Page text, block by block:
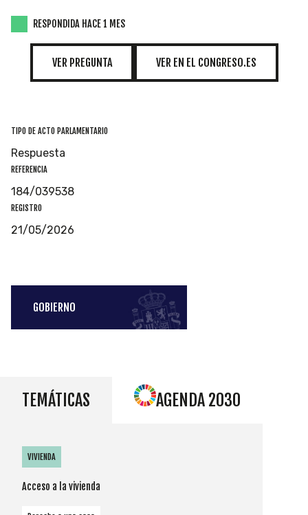
RESPONDIDA HACE 1 MES
VER PREGUNTA VER EN EL CONGRESO.ES
TIPO DE ACTO PARLAMENTARIO
Respuesta
REFERENCIA
184/039538
REGISTRO
21/05/2026
GOBIERNO
TEMÁTICAS AGENDA 2030
VIVIENDA
Acceso a la vivienda